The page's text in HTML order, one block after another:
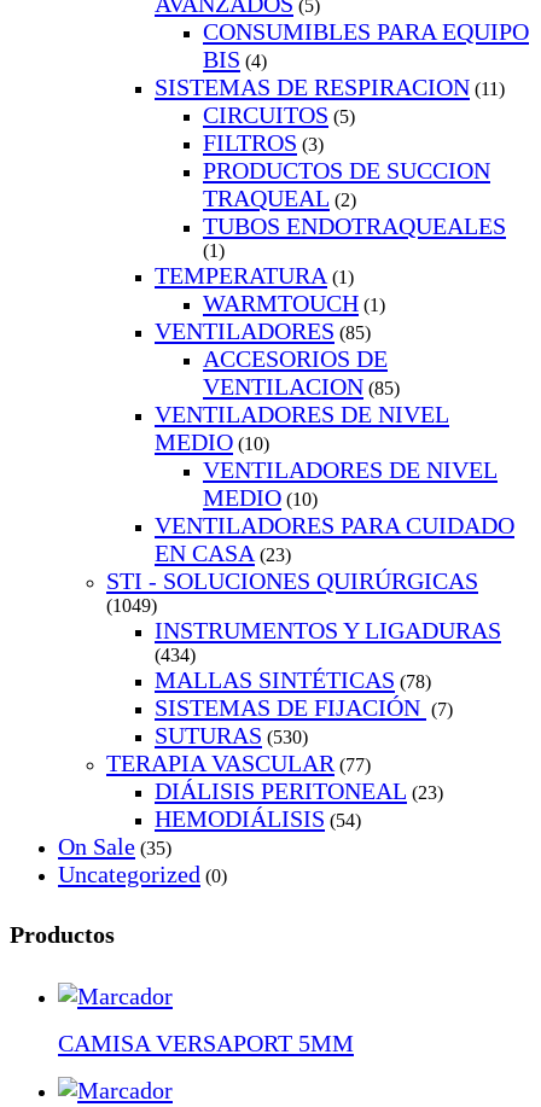
(5)
CONSUMIBLES PARA EQUIPO
BIS (4)
SISTEMAS DE RESPIRACION (11)
CIRCUITOS (5)
FILTROS (3)
PRODUCTOS DE SUCCION
TRAQUEAL (2)
TUBOS ENDOTRAQUEALES
(1)
TEMPERATURA (1)
WARMTOUCH (1)
VENTILADORES (85)
ACCESORIOS DE
VENTILACION (85)
VENTILADORES DE NIVEL
MEDIO (10)
VENTILADORES DE NIVEL
MEDIO (10)
VENTILADORES PARA CUIDADO
EN CASA (23)
STI - SOLUCIONES QUIRÚRGICAS
(1049)
INSTRUMENTOS Y LIGADURAS
(434)
MALLAS SINTÉTICAS (78)
SISTEMAS DE FIJACIÓN (7)
SUTURAS (530)
TERAPIA VASCULAR (77)
DIÁLISIS PERITONEAL (23)
HEMODIÁLISIS (54)
On Sale (35)
Uncategorized (0)
Productos
CAMISA VERSAPORT 5MM